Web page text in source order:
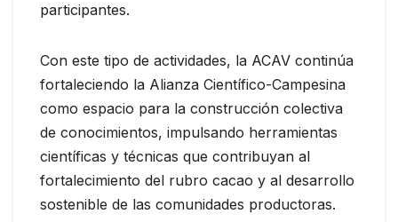
participantes.
Con este tipo de actividades, la ACAV continúa
fortaleciendo la Alianza Científico-Campesina
como espacio para la construcción colectiva
de conocimientos, impulsando herramientas
científicas y técnicas que contribuyan al
fortalecimiento del rubro cacao y al desarrollo
sostenible de las comunidades productoras.